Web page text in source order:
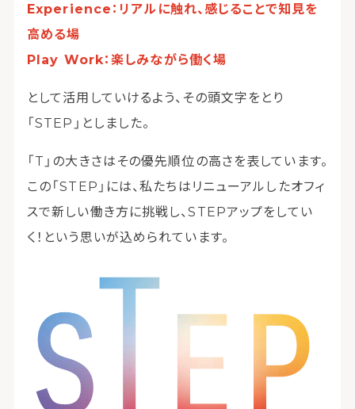
Experience：リアルに触れ、感じることで知見を
高める場
Play Work：楽しみながら働く場
として活用していけるよう、その頭文字をとり
「STEP」としました。
「T」の大きさはその優先順位の高さを表しています。
この「STEP」には、私たちはリニューアルしたオフィ
スで新しい働き方に挑戦し、STEPアップをしてい
く！という思いが込められています。